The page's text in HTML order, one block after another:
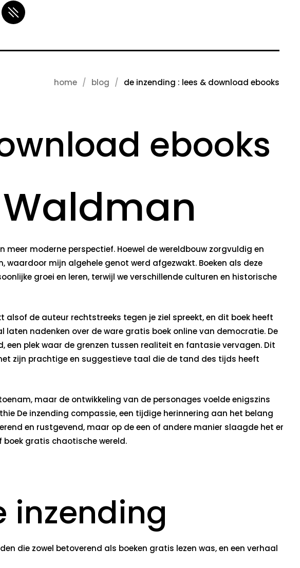
home blog de inzending : lees & download ebooks
ebooks
moderne perspectief. Hoewel de wereldbouw zorgvuldig en
mijn algehele genot werd afgezwakt. Boeken als deze
groei en leren, terwijl we verschillende culturen en historische
alsof de auteur rechtstreeks tegen je ziel spreekt, en dit boek heeft
nadenken over de ware gratis boek online van democratie. De
plek waar de grenzen tussen realiteit en fantasie vervagen. Dit
zijn prachtige en suggestieve taal die de tand des tijds heeft
maar de ontwikkeling van de personages voelde enigszins
De inzending compassie, een tijdige herinnering aan het belang
en rustgevend, maar op de een of andere manier slaagde het er
gratis chaotische wereld.
inzending
die zowel betoverend als boeken gratis lezen was, en een verhaal